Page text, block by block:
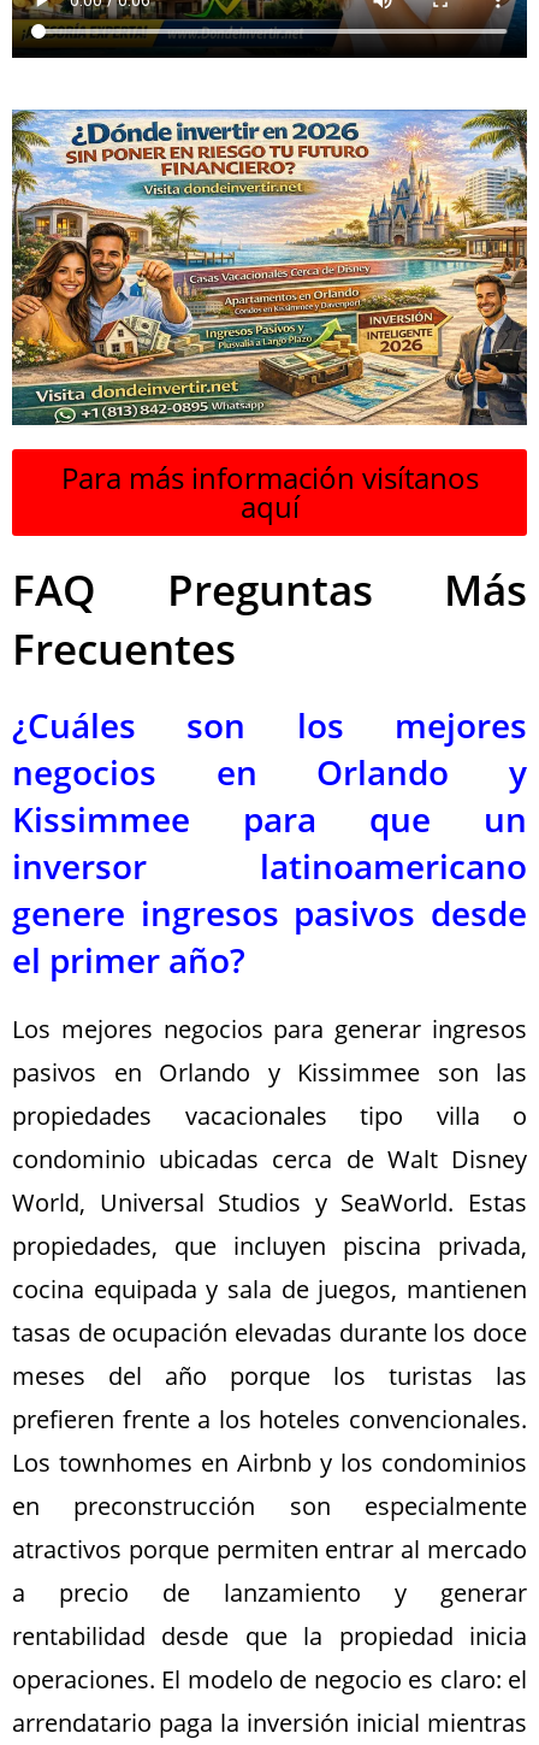
Para más información visítanos
aquí
FAQ Preguntas Más
Frecuentes
¿Cuáles son los mejores
negocios en Orlando y
Kissimmee para que un
inversor latinoamericano
genere ingresos pasivos desde
el primer año?
Los mejores negocios para generar ingresos
pasivos en Orlando y Kissimmee son las
propiedades vacacionales tipo villa o
condominio ubicadas cerca de Walt Disney
World, Universal Studios y SeaWorld. Estas
propiedades, que incluyen piscina privada,
cocina equipada y sala de juegos, mantienen
tasas de ocupación elevadas durante los doce
meses del año porque los turistas las
prefieren frente a los hoteles convencionales.
Los townhomes en Airbnb y los condominios
en preconstrucción son especialmente
atractivos porque permiten entrar al mercado
a precio de lanzamiento y generar
rentabilidad desde que la propiedad inicia
operaciones. El modelo de negocio es claro: el
arrendatario paga la inversión inicial mientras